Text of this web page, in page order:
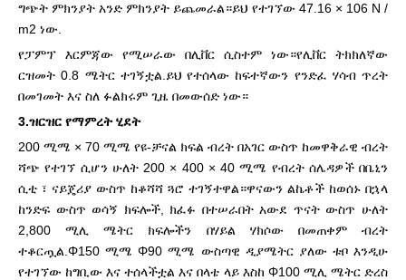
ግጭት ምክንያት አንድ ምክንያት ይጨመራል።ይህ የተገኘው 47.16 × 106 N /
m2 ነው.
የፓምፕ እርምጃው የሚሠራው በሊቨር ሲስተም ነው።የሊቨር ትክክለኛው
ርዝመት 0.8 ሜትር ተገኝቷል.ይህ የተሰላው ከፍተኛውን የንድፈ ሃሳብ ጥረት
በመገመት እና ስለ ፉልክሩም ጊዜ በመውሰድ ነው።
3.ዝርዝር የማምረት ሂደት
200 ሚሜ × 70 ሚሜ የዩ-ቻናል ክፍል ብረት በአገር ውስጥ ከመዋቅራዊ ብረት
ሻጭ የተገኘ ሲሆን ሁለት 200 × 400 × 40 ሚሜ የብረት ሰሌዳዎች በቤኒን
ሲቲ ፣ ናይጄሪያ ውስጥ ከቆሻሻ ጓሮ ተገኝተዋል።ዋናውን ልኬቶች ከወሰኑ በኋላ
ከንድፍ ውስጥ ወሳኝ ክፍሎች, ክፈፉ በተሠራበት አውደ ጥናት ውስጥ ሁለት
2,800 ሚሊ ሜትር ክፍሎችን በሃይል ሃክሶው በመጠቀም ብረት
ተቆርጧል.Φ150 ሚሜ Φ90 ሚሜ ውስጣዊ ዲያሜትር ያለው ቱቦ እንዲሁ
የተገኘው ከግቢው እናተሰላችቷል እና በላቴ ላይ እስከ Φ100 ሚሊ ሜትር ድረስ